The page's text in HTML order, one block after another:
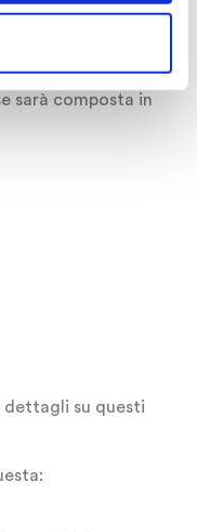
di destinazione di
in cui il DKIM e
sarà composta in
dettagli su questi